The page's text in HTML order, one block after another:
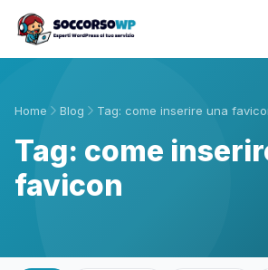
Home Blog Tag: come inserire una
Tag: come
favicon